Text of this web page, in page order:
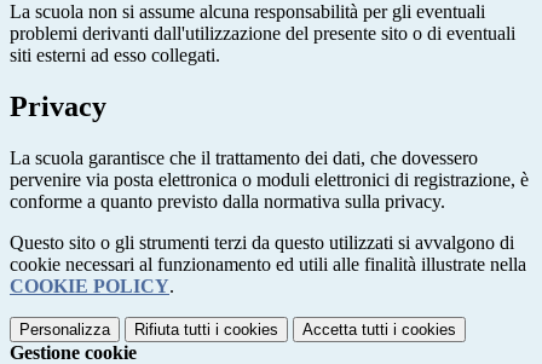
La scuola non si assume alcuna responsabilità per gli eventuali
problemi derivanti dall'utilizzazione del presente sito o di eventuali
siti esterni ad esso collegati.
Privacy
La scuola garantisce che il trattamento dei dati, che dovessero
pervenire via posta elettronica o moduli elettronici di registrazione, è
conforme a quanto previsto dalla normativa sulla privacy.
Questo sito o gli strumenti terzi da questo utilizzati si avvalgono di
cookie necessari al funzionamento ed utili alle finalità illustrate nella
COOKIE POLICY.
Personalizza Rifiuta tutti i cookies Accetta tutti i cookies
Gestione cookie